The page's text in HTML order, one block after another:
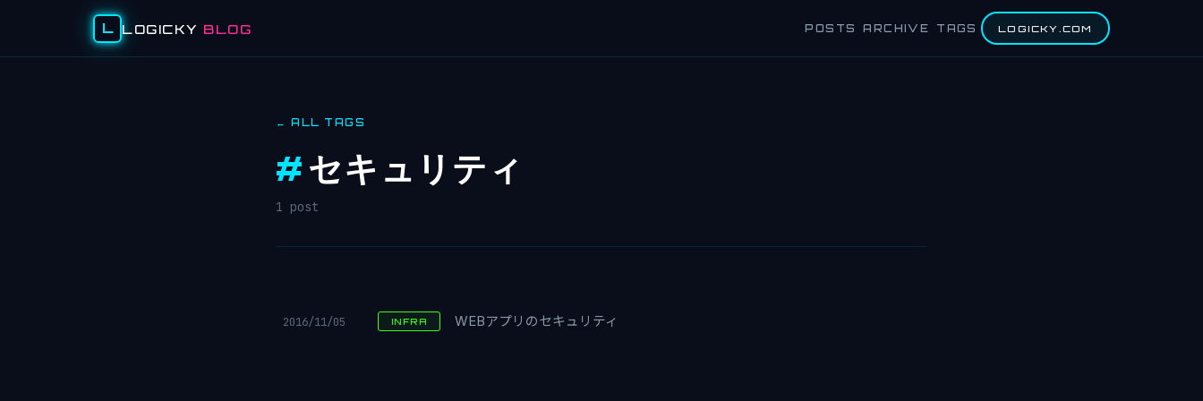
L LOGICKY BLOG POSTS ARCHIVE TAGS LOGICKY.COM
← ALL TAGS
#セキュリティ
1 post
2016/11/05 INFRA WEBアプリのセキュリティ